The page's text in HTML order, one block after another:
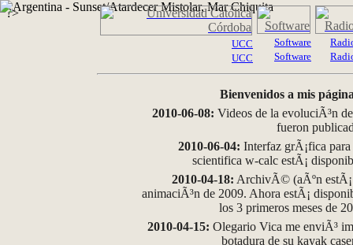
?>
UCC
UCC
Software
Software
Bienvenidos a mis
2010-06-08: Videos de la evoluciÃ³n
fueron
2010-06-04: Interfaz grÃ¡fica
scientifica w-calc estÃ¡
2010-04-18: ArchivÃ© (aÃºn
animaciÃ³n de 2009. Ahora estÃ¡
los 3 primeros meses de
2010-04-15: Olegario Vica me enviÃ³
botadura de su kayak